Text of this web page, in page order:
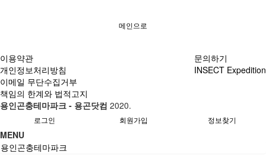
메인으로
이용약관
개인정보처리방침
이메일 무단수집거부
책임의 한계와 법적고지
문의하기
INSECT Expedition
용인곤충테마파크 - 용곤닷컴 2020.
로그인 회원가입 정보찾기
MENU
용인곤충테마파크